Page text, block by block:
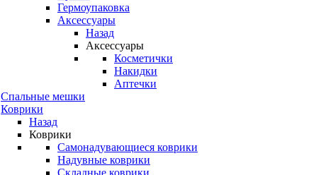
Гермоупаковка
Аксессуары
Назад
Аксессуары
Косметички
Накидки
Аптечки
Спальные мешки
Коврики
Назад
Коврики
Самонадувающиеся коврики
Надувные коврики
Складные коврики